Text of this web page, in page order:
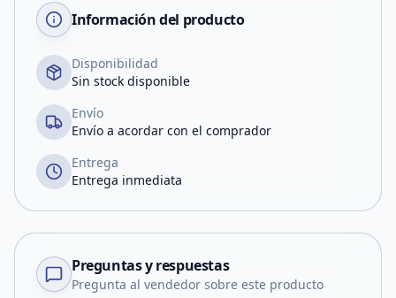
Información del producto
Disponibilidad
Sin stock disponible
Envío
Envío a acordar con el comprador
Entrega
Entrega inmediata
Preguntas y respuestas
Pregunta al vendedor sobre este producto